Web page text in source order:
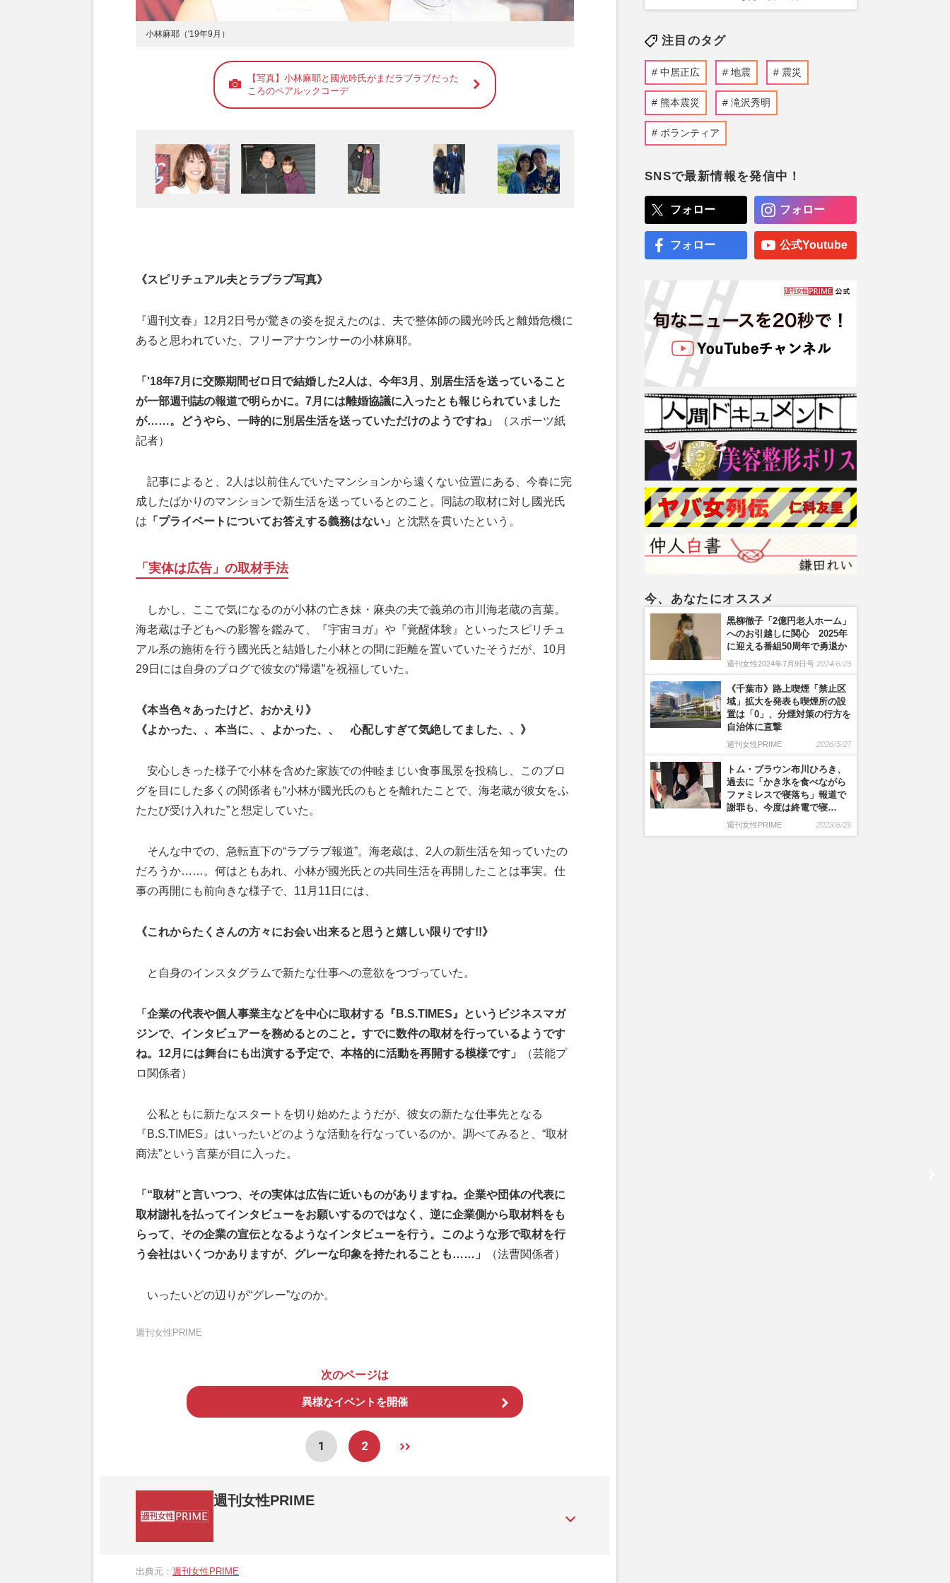
小林麻耶（'19年9月）
【写真】小林麻耶と國光吟氏がまだラブラブだった
ころのペアルックコーデ
《スピリチュアル夫とラブラブ写真》
『週刊文春』12月2日号が驚きの姿を捉えたのは、夫で整体師の國光吟氏と離婚危機に
あると思われていた、フリーアナウンサーの小林麻耶。
「'18年7月に交際期間ゼロ日で結婚した2人は、今年3月、別居生活を送っていること
が一部週刊誌の報道で明らかに。7月には離婚協議に入ったとも報じられていました
が……。どうやら、一時的に別居生活を送っていただけのようですね」
（スポーツ紙
記者）
記事によると、2人は以前住んでいたマンションから遠くない位置にある、今春に完
成したばかりのマンションで新生活を送っているとのこと。同誌の取材に対し國光氏
は 「プライベートについてお答えする義務はない」 と沈黙を貫いたという。
「実体は広告」の取材手法
しかし、ここで気になるのが小林の亡き妹・麻央の夫で義弟の市川海老蔵の言葉。
海老蔵は子どもへの影響を鑑みて、『宇宙ヨガ』や『覚醒体験』といったスピリチュ
アル系の施術を行う國光氏と結婚した小林との間に距離を置いていたそうだが、10月
29日には自身のブログで彼女の“帰還”を祝福していた。
《本当色々あったけど、おかえり》
《よかった、、本当に、、よかった、、 心配しすぎて気絶してました、、》
安心しきった様子で小林を含めた家族での仲睦まじい食事風景を投稿し、このブロ
グを目にした多くの関係者も“小林が國光氏のもとを離れたことで、海老蔵が彼女をふ
たたび受け入れた”と想定していた。
そんな中での、急転直下の“ラブラブ報道”。海老蔵は、2人の新生活を知っていたの
だろうか……。何はともあれ、小林が國光氏との共同生活を再開したことは事実。仕
事の再開にも前向きな様子で、11月11日には、
《これからたくさんの方々にお会い出来ると思うと嬉しい限りです!!》
と自身のインスタグラムで新たな仕事への意欲をつづっていた。
「企業の代表や個人事業主などを中心に取材する『B.S.TIMES』というビジネスマガ
ジンで、インタビュアーを務めるとのこと。すでに数件の取材を行っているようです
ね。12月には舞台にも出演する予定で、本格的に活動を再開する模様です」
（芸能プ
ロ関係者）
公私ともに新たなスタートを切り始めたようだが、彼女の新たな仕事先となる
『B.S.TIMES』はいったいどのような活動を行なっているのか。調べてみると、“取材
商法”という言葉が目に入った。
「“取材”と言いつつ、その実体は広告に近いものがありますね。企業や団体の代表に
取材謝礼を払ってインタビューをお願いするのではなく、逆に企業側から取材料をも
らって、その企業の宣伝となるようなインタビューを行う。このような形で取材を行
う会社はいくつかありますが、グレーな印象を持たれることも……」
（法曹関係者）
いったいどの辺りが“グレー”なのか。
週刊女性PRIME
次のページは
異様なイベントを開催
1 2
週刊女性PRIME
か、女性週刊誌『週刊女性』の誌面に掲載された記事から、インターネット利用者層にとって特に関心の
出典元： 週刊女性PRIME
注目のタグ
中居正広 地震 震災
熊本震災 滝沢秀明
ボランティア
SNSで最新情報を発信中！
フォロー フォロー
フォロー 公式Youtube
今、あなたにオススメ
黒柳徹子「2億円老人ホーム」
へのお引越しに関心 2025年
に迎える番組50周年で勇退か
週刊女性2024年7月9日号 2024/6/25
《千葉市》路上喫煙「禁止区
域」拡大を発表も喫煙所の設
置は「0」、分煙対策の行方を
自治体に直撃
週刊女性PRIME 2026/5/27
トム・ブラウン布川ひろき、
過去に「かき氷を食べながら
ファミレスで寝落ち」報道で
謝罪も、今度は終電で寝…
週刊女性PRIME 2023/6/29